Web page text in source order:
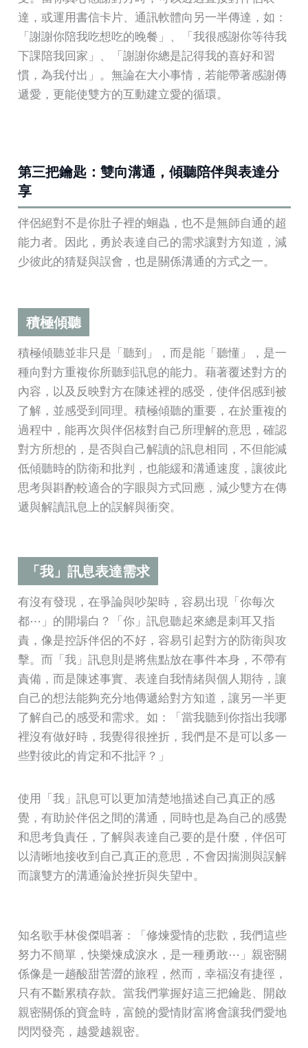
達，或運用書信卡片、通訊軟體向另一半傳達，如：
「謝謝你陪我吃想吃的晚餐」、「我很感謝你等待我
下課陪我回家」、「謝謝你總是記得我的喜好和習
慣，為我付出」。無論在大小事情，若能帶著感謝傳
遞愛，更能使雙方的互動建立愛的循環。
第三把鑰匙：雙向溝通，傾聽陪伴與表達分
享
伴侶絕對不是你肚子裡的蛔蟲，也不是無師自通的超
能力者。因此，勇於表達自己的需求讓對方知道，減
少彼此的猜疑與誤會，也是關係溝通的方式之一。
積極傾聽
積極傾聽並非只是「聽到」，而是能「聽懂」，是一
種向對方重複你所聽到訊息的能力。藉著覆述對方的
內容，以及反映對方在陳述裡的感受，使伴侶感到被
了解，並感受到同理。積極傾聽的重要，在於重複的
過程中，能再次與伴侶核對自己所理解的意思，確認
對方所想的，是否與自己解讀的訊息相同，不但能減
低傾聽時的防衛和批判，也能緩和溝通速度，讓彼此
思考與斟酌較適合的字眼與方式回應，減少雙方在傳
遞與解讀訊息上的誤解與衝突。
「我」訊息表達需求
有沒有發現，在爭論與吵架時，容易出現「你每次
都⋯」的開場白？「你」訊息聽起來總是刺耳又指
責，像是控訴伴侶的不好，容易引起對方的防衛與攻
擊。而「我」訊息則是將焦點放在事件本身，不帶有
責備，而是陳述事實、表達自我情緒與個人期待，讓
自己的想法能夠充分地傳遞給對方知道，讓另一半更
了解自己的感受和需求。如：「當我聽到你指出我哪
裡沒有做好時，我覺得很挫折，我們是不是可以多一
些對彼此的肯定和不批評？」
使用「我」訊息可以更加清楚地描述自己真正的感
覺，有助於伴侶之間的溝通，同時也是為自己的感覺
和思考負責任，了解與表達自己要的是什麼，伴侶可
以清晰地接收到自己真正的意思，不會因揣測與誤解
而讓雙方的溝通淪於挫折與失望中。
知名歌手林俊傑唱著：「修煉愛情的悲歡，我們這些
努力不簡單，快樂煉成淚水，是一種勇敢⋯」親密關
係像是一趟酸甜苦澀的旅程，然而，幸福沒有捷徑，
只有不斷累積存款。當我們掌握好這三把鑰匙、開啟
親密關係的寶盒時，富饒的愛情財富將會讓我們愛地
閃閃發亮，越愛越親密。